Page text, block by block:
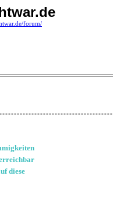
forum/
diese